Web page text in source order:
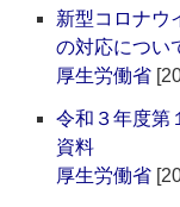
新型コロナウ
の対応につい
厚生労働省
令和３年度第
資料
厚生労働省